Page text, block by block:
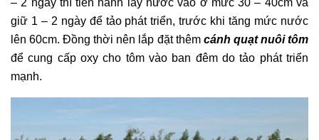
– 2 ngày thì tiến hành lấy nước vào ở mức 30 – 40cm và
giữ 1 – 2 ngày để tảo phát triển, trước khi tăng mức nước
lên 60cm. Đồng thời nên lắp đặt thêm cánh quạt nuôi tôm
để cung cấp oxy cho tôm vào ban đêm do tảo phát triển
mạnh.